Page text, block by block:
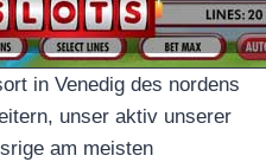
in Venedig des nordens
unser aktiv unserer
am meisten